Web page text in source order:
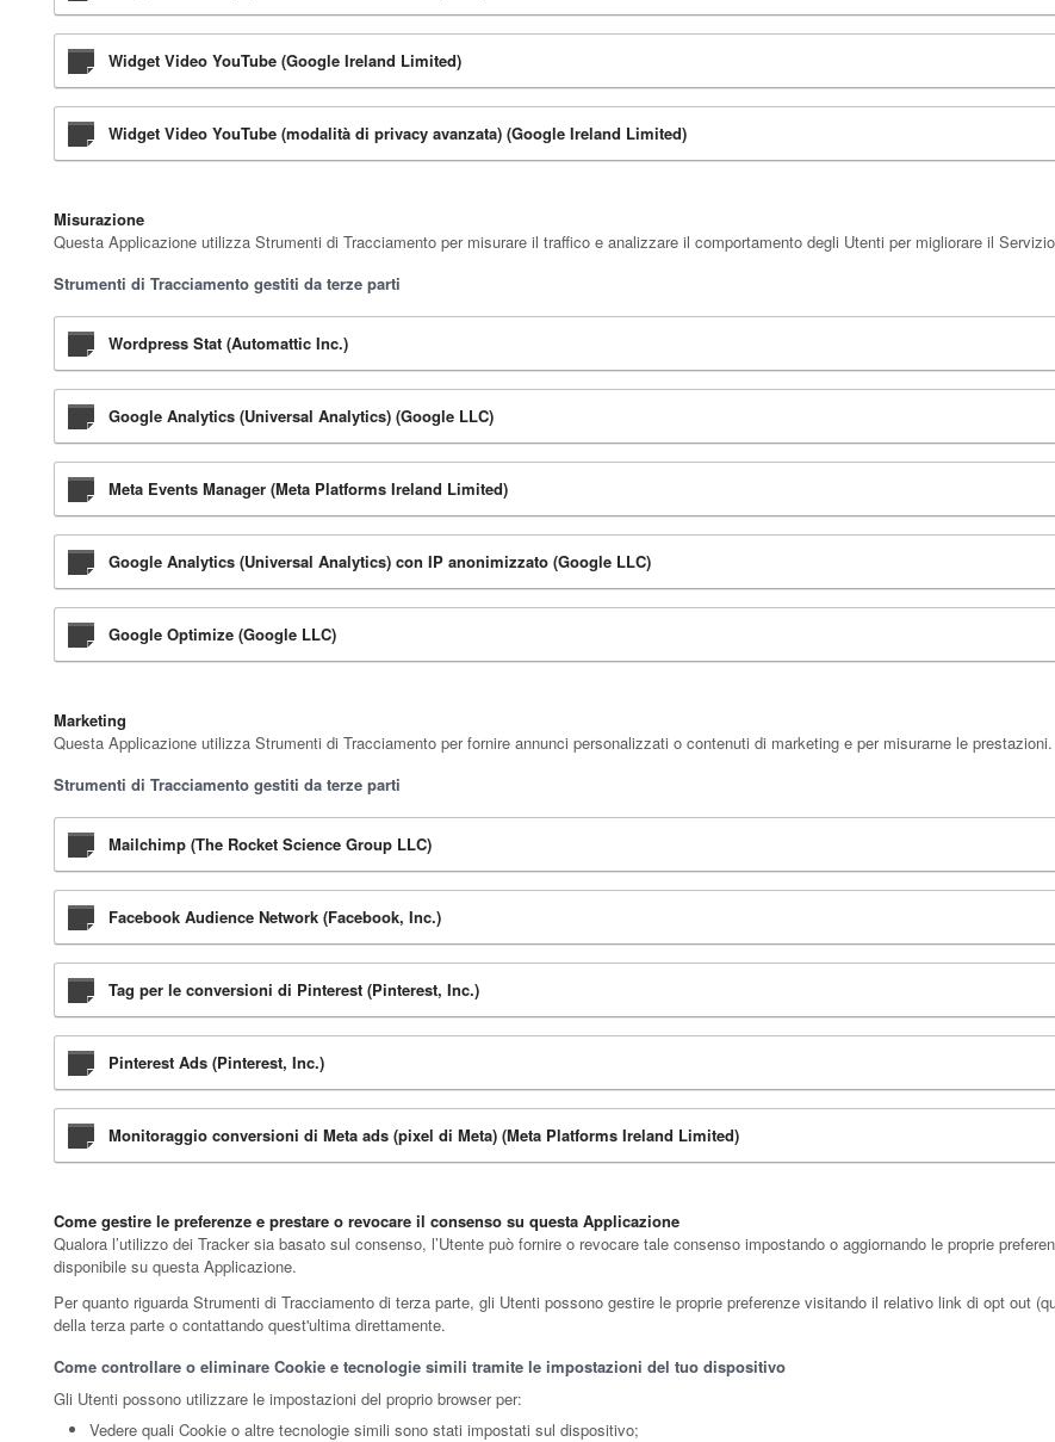
Widget Video YouTube (Google Ireland Limited)
Widget Video YouTube (modalità di privacy avanzata) (Google Ireland Limited)
Misurazione
Questa Applicazione utilizza Strumenti di Tracciamento per misurare il traffico e analizzare il comportamento degli Utenti per migliorare il
Strumenti di Tracciamento gestiti da terze parti
Wordpress Stat (Automattic Inc.)
Google Analytics (Universal Analytics) (Google LLC)
Meta Events Manager (Meta Platforms Ireland Limited)
Google Analytics (Universal Analytics) con IP anonimizzato (Google LLC)
Google Optimize (Google LLC)
Marketing
Questa Applicazione utilizza Strumenti di Tracciamento per fornire annunci personalizzati o contenuti di marketing e per misurarne le prestazioni.
Strumenti di Tracciamento gestiti da terze parti
Mailchimp (The Rocket Science Group LLC)
Facebook Audience Network (Facebook, Inc.)
Tag per le conversioni di Pinterest (Pinterest, Inc.)
Pinterest Ads (Pinterest, Inc.)
Monitoraggio conversioni di Meta ads (pixel di Meta) (Meta Platforms Ireland Limited)
Come gestire le preferenze e prestare o revocare il consenso su questa Applicazione
Qualora l’utilizzo dei Tracker sia basato sul consenso, l’Utente può fornire o revocare tale consenso impostando o aggiornando le proprie
disponibile su questa Applicazione.
Per quanto riguarda Strumenti di Tracciamento di terza parte, gli Utenti possono gestire le proprie preferenze visitando il relativo link di opt out
della terza parte o contattando quest'ultima direttamente.
Come controllare o eliminare Cookie e tecnologie simili tramite le impostazioni del tuo dispositivo
Gli Utenti possono utilizzare le impostazioni del proprio browser per:
Vedere quali Cookie o altre tecnologie simili sono stati impostati sul dispositivo;